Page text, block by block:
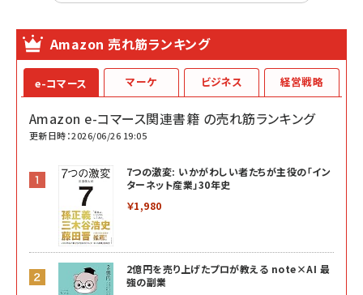
Amazon 売れ筋ランキング
e-コマース
Amazon e-コマース関連書籍 の売れ筋ランキング
更新日時：2026/06/26 19:05
7つの激変: いかがわしい者たちが主役の「イン
ターネット産業」30年史
￥1,980
2億円を売り上げたプロが教える note×AI 最
強の副業
マーケ ビジネス 経営戦略